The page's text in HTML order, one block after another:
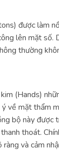
được làm
lên mặt số.
thường
(Hands)
về mặt thẩm
bộ này được
thoát.
và cảm